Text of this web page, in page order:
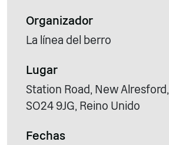
Organizador
La línea del berro
Lugar
Station Road, New
SO24 9JG, Reino Unido
Fechas